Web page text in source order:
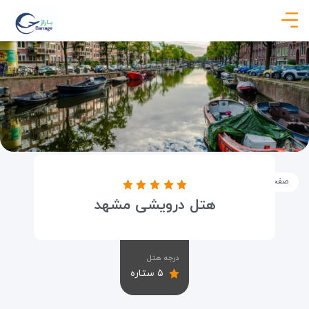
صفحه نخست اقامتگاه ها هتل درویشی مشهد
هتل درویشی مشهد
درجه هتل